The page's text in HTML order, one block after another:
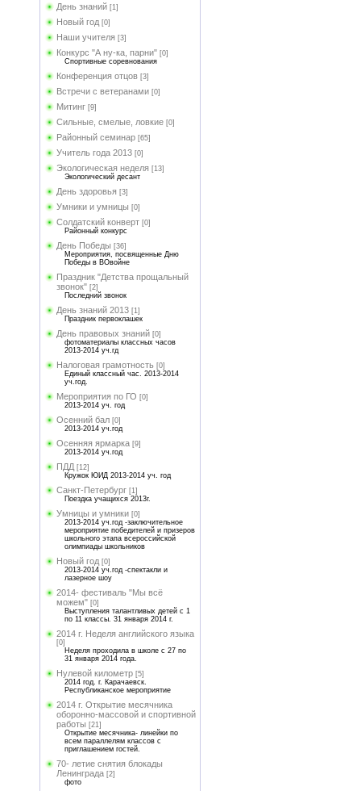
День знаний [1]
Новый год [0]
Наши учителя [3]
Конкурс "А ну-ка, парни" [0]
Спортивные соревнования
Конференция отцов [3]
Встречи с ветеранами [0]
Митинг [9]
Сильные, смелые, ловкие [0]
Районный семинар [65]
Учитель года 2013 [0]
Экологическая неделя [13]
Экологический десант
День здоровья [3]
Умники и умницы [0]
Солдатский конверт [0]
Районный конкурс
День Победы [36]
Мероприятия, посвященные Дню
Победы в ВОвойне
Праздник "Детства прощальный
звонок" [2]
Последний звонок
День знаний 2013 [1]
Праздник первоклашек
День правовых знаний [0]
фотоматериалы классных часов
2013-2014 уч.гд
Налоговая грамотность [0]
Единый классный час. 2013-2014
уч.год.
Мероприятия по ГО [0]
2013-2014 уч. год
Осенний бал [0]
2013-2014 уч.год
Осенняя ярмарка [9]
2013-2014 уч.год
ПДД [12]
Кружок ЮИД 2013-2014 уч. год
Санкт-Петербург [1]
Поездка учащихся 2013г.
Умницы и умники [0]
2013-2014 уч.год -заключительное
мероприятие победителей и призеров
школьного этапа всероссийской
олимпиады школьников
Новый год [0]
2013-2014 уч.год -спектакли и
лазерное шоу
2014- фестиваль "Мы всё
можем" [0]
Выступления талантливых детей с 1
по 11 классы. 31 января 2014 г.
2014 г. Неделя английского языка
[0]
Неделя проходила в школе с 27 по
31 января 2014 года.
Нулевой километр [5]
2014 год. г. Карачаевск.
Республиканское мероприятие
2014 г. Открытие месячника
оборонно-массовой и спортивной
работы [21]
Открытие месячника- линейки по
всем параллелям классов с
приглашением гостей.
70- летие снятия блокады
Ленинграда [2]
фото